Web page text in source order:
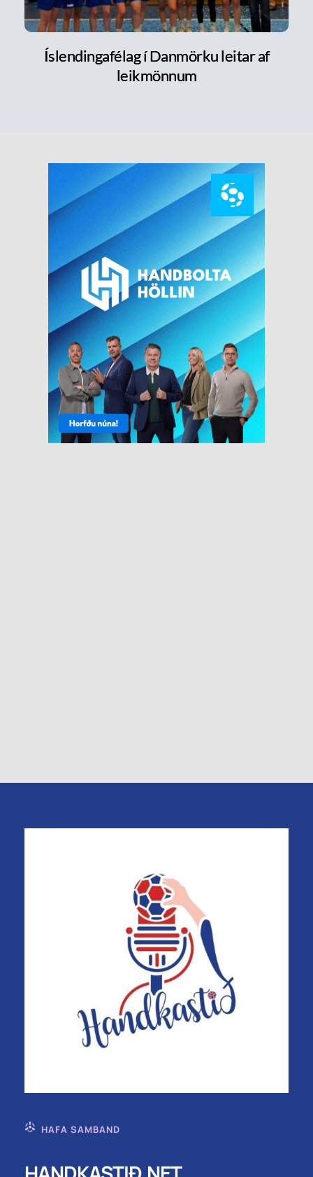
Íslendingafélag í Danmörku leitar af
leikmönnum
HAFA SAMBAND